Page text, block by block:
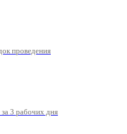
проведения
3 рабочих дня